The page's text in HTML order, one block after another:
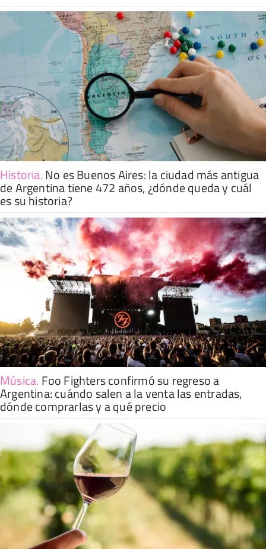
Historia.No es Buenos Aires: la ciudad más antigua
de Argentina tiene 472 años, ¿dónde queda y cuál
es su historia?
Música. Foo Fighters confirmó su regreso a
Argentina: cuándo salen a la venta las entradas,
dónde comprarlas y a qué precio